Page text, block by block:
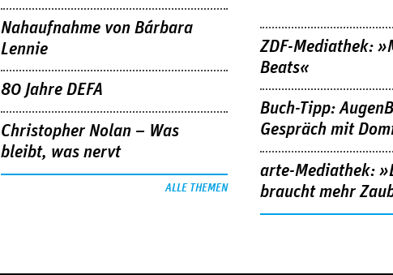
Nahaufnahme von Bárbara
Lennie
80 Jahre DEFA
Christopher Nolan – Was
bleibt, was nervt
ALLE THEMEN
ZDF-Mediathek:
Beats«
Buch-Tipp:
Gespräch mit
arte-Mediathek:
braucht mehr